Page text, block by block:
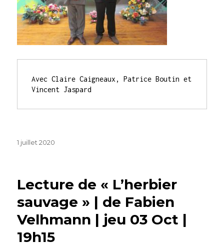
Avec Claire Caigneaux, Patrice Boutin et
Vincent Jaspard
Publié
1 juillet 2020
Lecture de « L’herbier
sauvage » | de Fabien
Velhmann | jeu 03 Oct |
19h15